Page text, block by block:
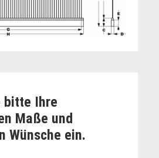
bitte Ihre
Maße und
Wünsche ein.